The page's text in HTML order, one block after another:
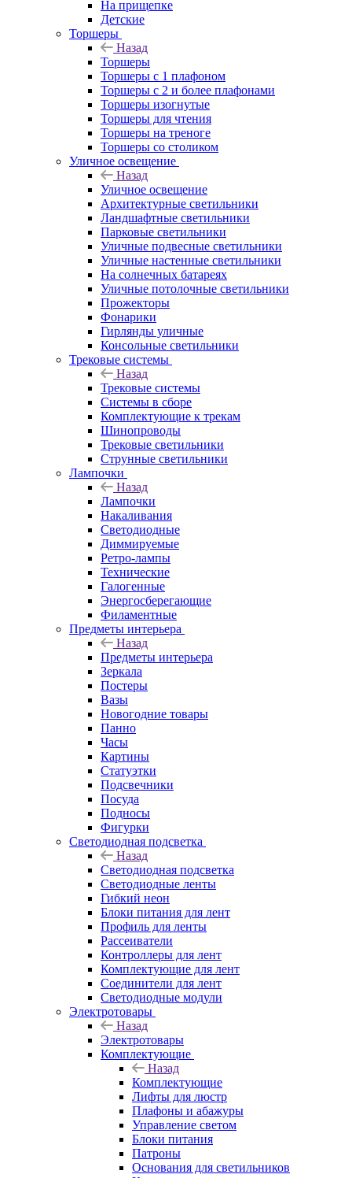
На прищепке
Детские
Торшеры
Назад
Торшеры
Торшеры с 1 плафоном
Торшеры с 2 и более плафонами
Торшеры изогнутые
Торшеры для чтения
Торшеры на треноге
Торшеры со столиком
Уличное освещение
Назад
Уличное освещение
Архитектурные светильники
Ландшафтные светильники
Парковые светильники
Уличные подвесные светильники
Уличные настенные светильники
На солнечных батареях
Уличные потолочные светильники
Прожекторы
Фонарики
Гирлянды уличные
Консольные светильники
Трековые системы
Назад
Трековые системы
Системы в сборе
Комплектующие к трекам
Шинопроводы
Трековые светильники
Струнные светильники
Лампочки
Назад
Лампочки
Накаливания
Светодиодные
Диммируемые
Ретро-лампы
Технические
Галогенные
Энергосберегающие
Филаментные
Предметы интерьера
Назад
Предметы интерьера
Зеркала
Постеры
Вазы
Новогодние товары
Панно
Часы
Картины
Статуэтки
Подсвечники
Посуда
Подносы
Фигурки
Светодиодная подсветка
Назад
Светодиодная подсветка
Светодиодные ленты
Гибкий неон
Блоки питания для лент
Профиль для ленты
Рассеиватели
Контроллеры для лент
Комплектующие для лент
Соединители для лент
Светодиодные модули
Электротовары
Назад
Электротовары
Комплектующие
Назад
Комплектующие
Лифты для люстр
Плафоны и абажуры
Управление светом
Блоки питания
Патроны
Основания для светильников